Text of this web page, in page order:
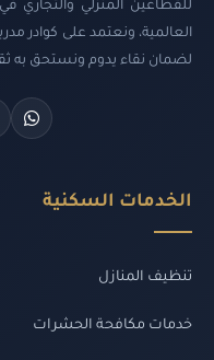
للقطاعين المنزلي والتجاري
العالمية، ونعتمد على كوادر
لضمان نقاء يدوم ونستحق به
الخدمات السكنية
تنظيف المنازل
خدمات مكافحة الحشرات